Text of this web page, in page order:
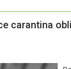
carantina